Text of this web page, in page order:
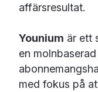
affärsresultat.
Younium är ett
en
med fokus på